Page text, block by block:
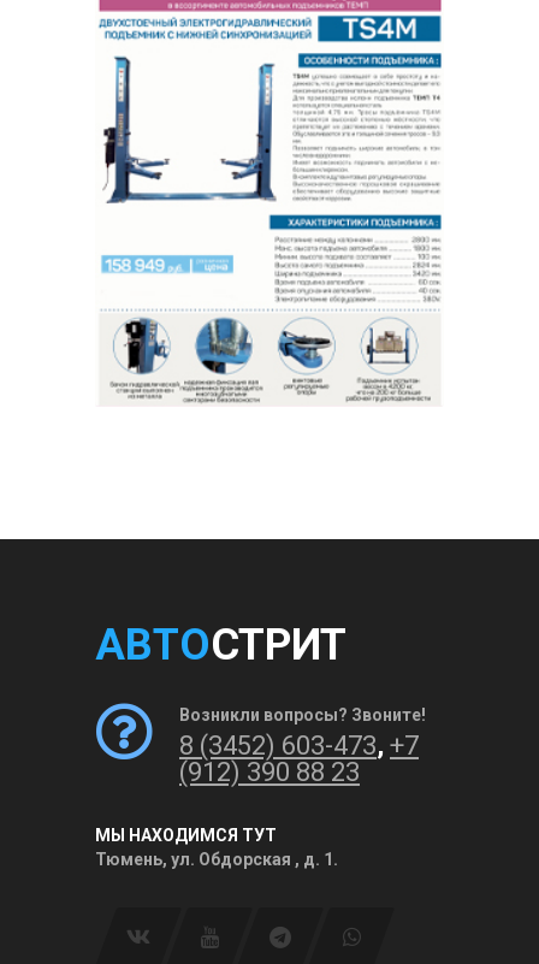
АВТОСТРИТ
Возникли вопросы? Звоните!
8 (3452) 603-473, +7
(912) 390 88 23
МЫ НАХОДИМСЯ ТУТ
Тюмень, ул. Обдорская , д. 1.